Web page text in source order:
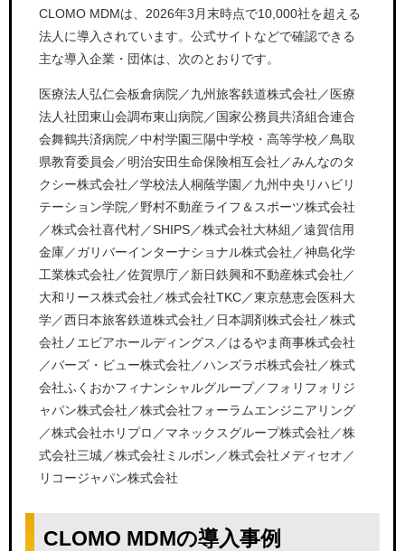
CLOMO MDMは、2026年3月末時点で10,000社を超える
法人に導入されています。公式サイトなどで確認できる
主な導入企業・団体は、次のとおりです。
医療法人弘仁会板倉病院／九州旅客鉄道株式会社／医療
法人社団東山会調布東山病院／国家公務員共済組合連合
会舞鶴共済病院／中村学園三陽中学校・高等学校／鳥取
県教育委員会／明治安田生命保険相互会社／みんなのタ
クシー株式会社／学校法人桐蔭学園／九州中央リハビリ
テーション学院／野村不動産ライフ＆スポーツ株式会社
／株式会社喜代村／SHIPS／株式会社大林組／遠賀信用
金庫／ガリバーインターナショナル株式会社／神島化学
工業株式会社／佐賀県庁／新日鉄興和不動産株式会社／
大和リース株式会社／株式会社TKC／東京慈恵会医科大
学／西日本旅客鉄道株式会社／日本調剤株式会社／株式
会社ノエビアホールディングス／はるやま商事株式会社
／バーズ・ビュー株式会社／ハンズラボ株式会社／株式
会社ふくおかフィナンシャルグループ／フォリフォリジ
ャパン株式会社／株式会社フォーラムエンジニアリング
／株式会社ホリプロ／マネックスグループ株式会社／株
式会社三城／株式会社ミルボン／株式会社メディセオ／
リコージャパン株式会社
CLOMO MDMの導入事例